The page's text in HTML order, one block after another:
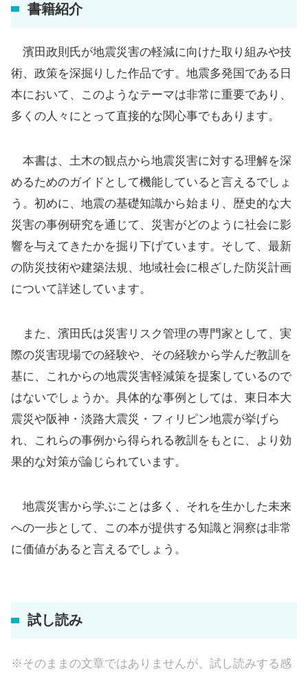
書籍紹介
濱田政則氏が地震災害の軽減に向けた取り組みや技
術、政策を深掘りした作品です。地震多発国である日
本において、このようなテーマは非常に重要であり、
多くの人々にとって直接的な関心事でもあります。
本書は、土木の観点から地震災害に対する理解を深
めるためのガイドとして機能していると言えるでしょ
う。初めに、地震の基礎知識から始まり、歴史的な大
災害の事例研究を通じて、災害がどのように社会に影
響を与えてきたかを掘り下げています。そして、最新
の防災技術や建築法規、地域社会に根ざした防災計画
について詳述しています。
また、濱田氏は災害リスク管理の専門家として、実
際の災害現場での経験や、その経験から学んだ教訓を
基に、これからの地震災害軽減策を提案しているので
はないでしょうか。具体的な事例としては、東日本大
震災や阪神・淡路大震災・フィリピン地震が挙げら
れ、これらの事例から得られる教訓をもとに、より効
果的な対策が論じられています。
地震災害から学ぶことは多く、それを生かした未来
への一歩として、この本が提供する知識と洞察は非常
に価値があると言えるでしょう。
試し読み
※そのままの文章ではありませんが、試し読みする感